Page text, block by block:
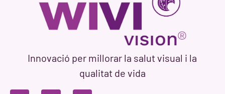
Innovació per millorar la salut visual i la
qualitat de vida